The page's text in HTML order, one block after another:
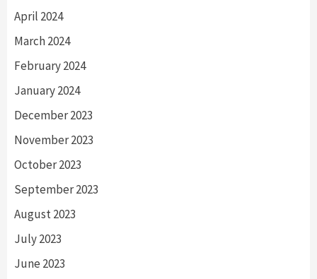
April 2024
March 2024
February 2024
January 2024
December 2023
November 2023
October 2023
September 2023
August 2023
July 2023
June 2023